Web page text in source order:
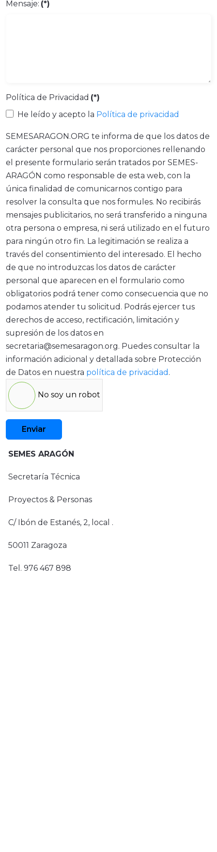
Mensaje: (*)
Política de Privacidad (*)
He leído y acepto la Política de privacidad
SEMESARAGON.ORG te informa de que los datos de
carácter personal que nos proporciones rellenando
el presente formulario serán tratados por SEMES-
ARAGÓN como responsable de esta web, con la
única finalidad de comunicarnos contigo para
resolver la consulta que nos formules. No recibirás
mensajes publicitarios, no será transferido a ninguna
otra persona o empresa, ni será utilizado en el futuro
para ningún otro fin. La legitimación se realiza a
través del consentimiento del interesado. El hecho
de que no introduzcas los datos de carácter
personal que aparecen en el formulario como
obligatorios podrá tener como consecuencia que no
podamos atender tu solicitud. Podrás ejercer tus
derechos de acceso, rectificación, limitación y
supresión de los datos en
secretaria@semesaragon.org. Puedes consultar la
información adicional y detallada sobre Protección
de Datos en nuestra política de privacidad .
No soy un robot
Enviar
SEMES ARAGÓN
Secretaría Técnica
Proyectos & Personas
C/ Ibón de Estanés, 2, local .
50011 Zaragoza
Tel. 976 467 898